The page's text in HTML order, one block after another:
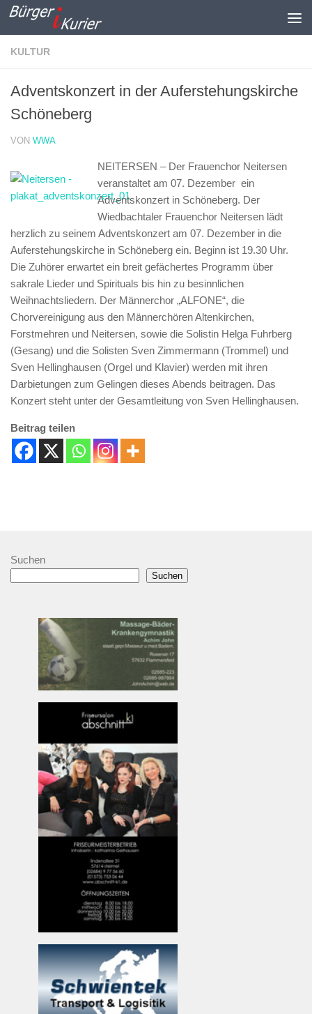
Zum Inhalt springen
KULTUR
Adventskonzert in der Auferstehungskirche
Schöneberg
VON WWA
NEITERSEN – Der Frauenchor Neitersen
veranstaltet am 07. Dezember ein
Adventskonzert in Schöneberg. Der
Wiedbachtaler Frauenchor Neitersen lädt
herzlich zu seinem Adventskonzert am 07. Dezember in die
Auferstehungskirche in Schöneberg ein. Beginn ist 19.30 Uhr.
Die Zuhörer erwartet ein breit gefächertes Programm über
sakrale Lieder und Spirituals bis hin zu besinnlichen
Weihnachtsliedern. Der Männerchor „ALFONE“, die
Chorvereinigung aus den Männerchören Altenkirchen,
Forstmehren und Neitersen, sowie die Solistin Helga Fuhrberg
(Gesang) und die Solisten Sven Zimmermann (Trommel) und
Sven Hellinghausen (Orgel und Klavier) werden mit ihren
Darbietungen zum Gelingen dieses Abends beitragen. Das
Konzert steht unter der Gesamtleitung von Sven Hellinghausen.
Beitrag teilen
Suchen
Suchen